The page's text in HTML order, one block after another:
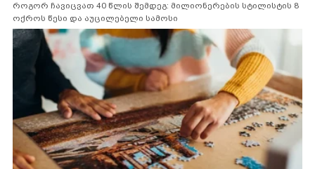
როგორ ჩავიცვათ 40 წლის შემდეგ: მილიონერების სტილისტის 8
ოქროს წესი და აუცილებელი სამოსი